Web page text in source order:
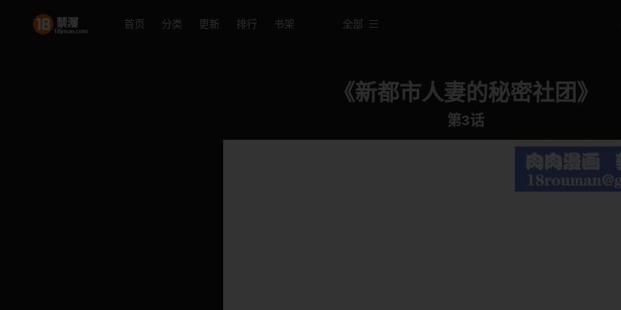
首页 分类 更新 排行 书架 全部
《新都市人妻的秘密社团》
第3话